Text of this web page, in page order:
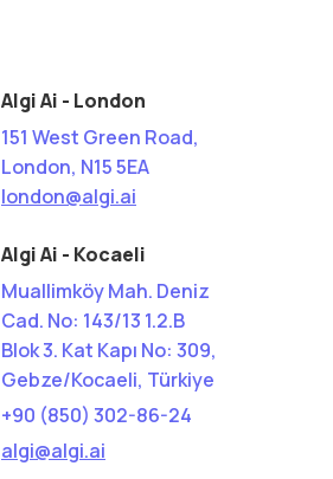
Algi Ai - London
151 West Green Road,
London, N15 5EA
london@algi.ai
Algi Ai - Kocaeli
Muallimköy Mah. Deniz
Cad. No: 143/13 1.2.B
Blok 3. Kat Kapı No: 309,
Gebze/Kocaeli, Türkiye
+90 (850) 302-86-24
algi@algi.ai